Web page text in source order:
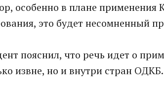
особенно в плане применения
это будет несомненный
пояснил, что речь идет о
извне, но и внутри стран ОДКБ.